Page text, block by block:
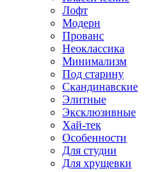
Лофт
Модерн
Прованс
Неоклассика
Минимализм
Под старину
Скандинавские
Элитные
Эксклюзивные
Хай-тек
Особенности
Для студии
Для хрущевки